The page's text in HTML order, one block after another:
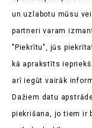
Produkti
un uzlabotu mūsu
partneri varam
"Piekrītu", jūs
kā aprakstīts
arī iegūt vairāk
Dažiem datu
piekrišana, jo tiem ir